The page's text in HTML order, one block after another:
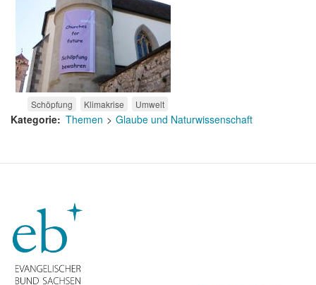
Schöpfung Klimakrise Umwelt
Kategorie Themen Glaube und Naturwissenschaft